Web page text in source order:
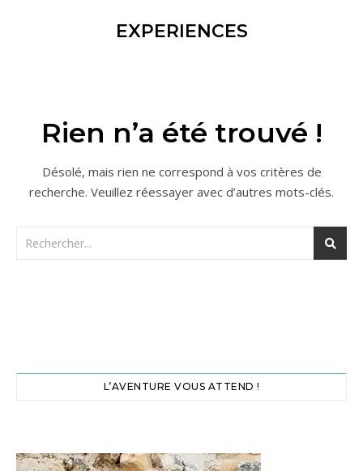
EXPERIENCES
Rien n’a été trouvé !
Désolé, mais rien ne correspond à vos critères de
recherche. Veuillez réessayer avec d’autres mots-clés.
L’AVENTURE VOUS ATTEND !